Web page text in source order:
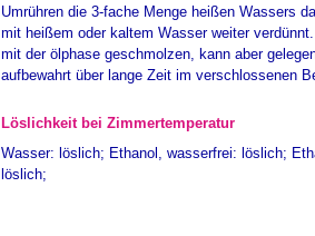
Umrühren die 3-fache Menge heißen Wassers
mit heißem oder kaltem Wasser weiter
mit der ölphase geschmolzen, kann aber
aufbewahrt über lange Zeit im verschlossenen
Löslichkeit bei Zimmertemperatur
Wasser: löslich; Ethanol, wasserfrei: löslich;
löslich;